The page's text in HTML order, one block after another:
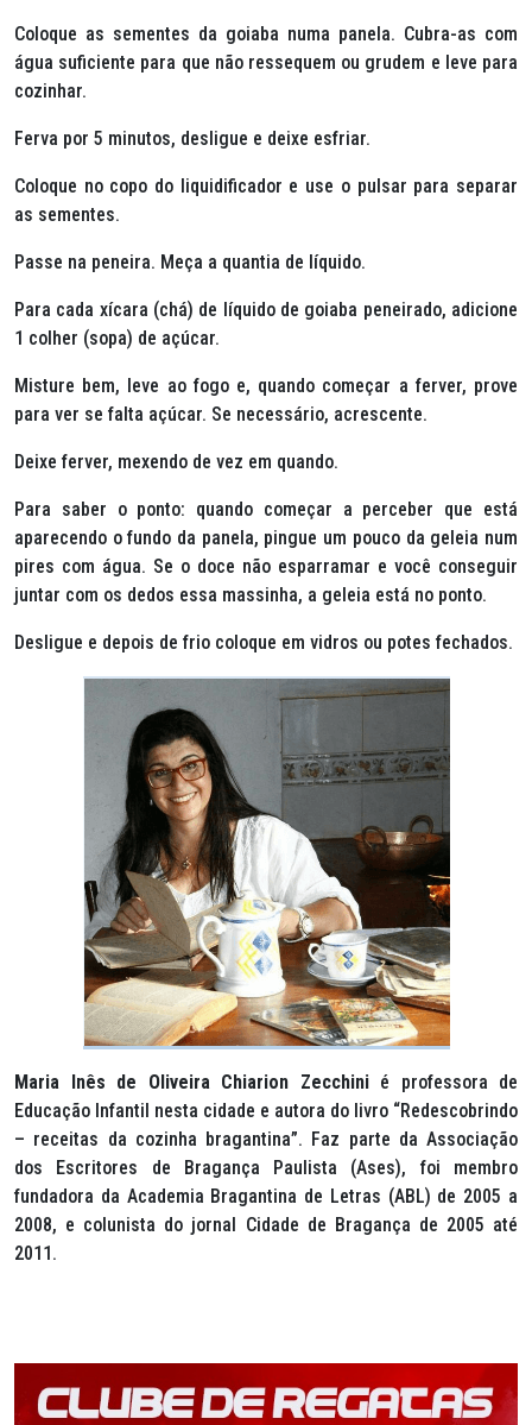
Coloque as sementes da goiaba numa panela. Cubra-as com
água suficiente para que não ressequem ou grudem e leve para
cozinhar.
Ferva por 5 minutos, desligue e deixe esfriar.
Coloque no copo do liquidificador e use o pulsar para separar
as sementes.
Passe na peneira. Meça a quantia de líquido.
Para cada xícara (chá) de líquido de goiaba peneirado, adicione
1 colher (sopa) de açúcar.
Misture bem, leve ao fogo e, quando começar a ferver, prove
para ver se falta açúcar. Se necessário, acrescente.
Deixe ferver, mexendo de vez em quando.
Para saber o ponto: quando começar a perceber que está
aparecendo o fundo da panela, pingue um pouco da geleia num
pires com água. Se o doce não esparramar e você conseguir
juntar com os dedos essa massinha, a geleia está no ponto.
Desligue e depois de frio coloque em vidros ou potes fechados.
Maria Inês de Oliveira Chiarion Zecchinié professora de
Educação Infantil nesta cidade e autora do livro “Redescobrindo
– receitas da cozinha bragantina”. Faz parte da Associação
dos Escritores de Bragança Paulista (Ases), foi membro
fundadora da Academia Bragantina de Letras (ABL) de 2005 a
2008, e colunista do jornal Cidade de Bragança de 2005 até
2011.